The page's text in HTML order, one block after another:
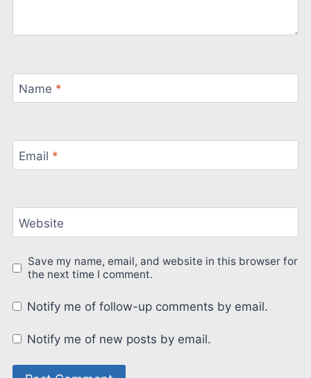
Name *
Email *
Website
Save my name, email, and website in this browser for
the next time I comment.
Notify me of follow-up comments by email.
Notify me of new posts by email.